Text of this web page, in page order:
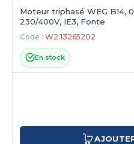
Moteur triphasé WEG B14,
230/400V, IE3, Fonte
Code : W2.13265202
En stock